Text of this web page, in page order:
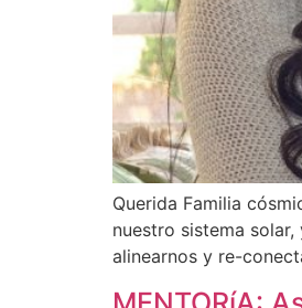
Querida Familia
nuestro sistema
alinearnos y re-